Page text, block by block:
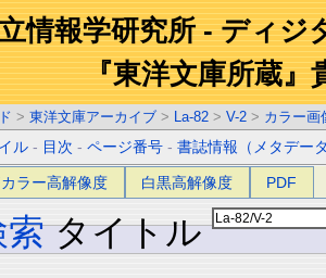
情報学研究所 - ディジ
『東洋文庫所蔵』
> 東洋文庫アーカイブ > La-82 > V-2 > カラー画
ル - 目次 -ページ番号 -書誌情報（メタデー
ラー高解像度 白黒高解像度 PDF
索 タイトル